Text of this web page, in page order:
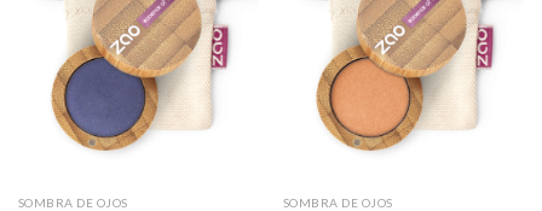
Añadir
a la
lista de
deseos
SOMBRA DE OJOS
Añadir
a la
lista de
deseos
SOMBRA DE OJOS